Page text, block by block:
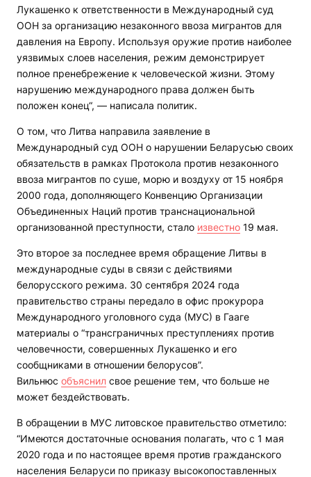
Лукашенко к ответственности в Международный суд
ООН за организацию незаконного ввоза мигрантов для
давления на Европу. Используя оружие против наиболее
уязвимых слоев населения, режим демонстрирует
полное пренебрежение к человеческой жизни. Этому
нарушению международного права должен быть
положен конец“, — написала политик.
О том, что Литва направила заявление в
Международный суд ООН о нарушении Беларусью своих
обязательств в рамках Протокола против незаконного
ввоза мигрантов по суше, морю и воздуху от 15 ноября
2000 года, дополняющего Конвенцию Организации
Объединенных Наций против транснациональной
организованной преступности, стало известно 19 мая.
Это второе за последнее время обращение Литвы в
международные суды в связи с действиями
белорусского режима. 30 сентября 2024 года
правительство страны передало в офис прокурора
Международного уголовного суда (МУС) в Гааге
материалы о “трансграничных преступлениях против
человечности, совершенных Лукашенко и его
сообщниками в отношении белорусов”.
Вильнюс объяснил свое решение тем, что больше не
может бездействовать.
В обращении в МУС литовское правительство отметило:
“Имеются достаточные основания полагать, что с 1 мая
2020 года и по настоящее время против гражданского
населения Беларуси по приказу высокопоставленных